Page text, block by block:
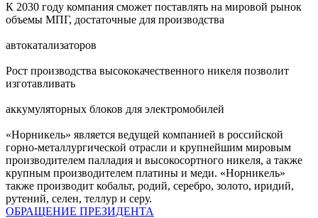
К 2030 году компания сможет поставлять на мировой рынок
объемы МПГ, достаточные для производства
автокатализаторов
Рост производства высококачественного никеля позволит
изготавливать
аккумуляторных блоков для электромобилей
«Норникель» является ведущей компанией в российской
горно-металлургической отрасли и крупнейшим мировым
производителем палладия и высокосортного никеля, а также
крупным производителем платины и меди. «Норникель»
также производит кобальт, родий, серебро, золото, иридий,
рутений, селен, теллур и серу.
ОБРАЩЕНИЕ ПРЕЗИДЕНТА